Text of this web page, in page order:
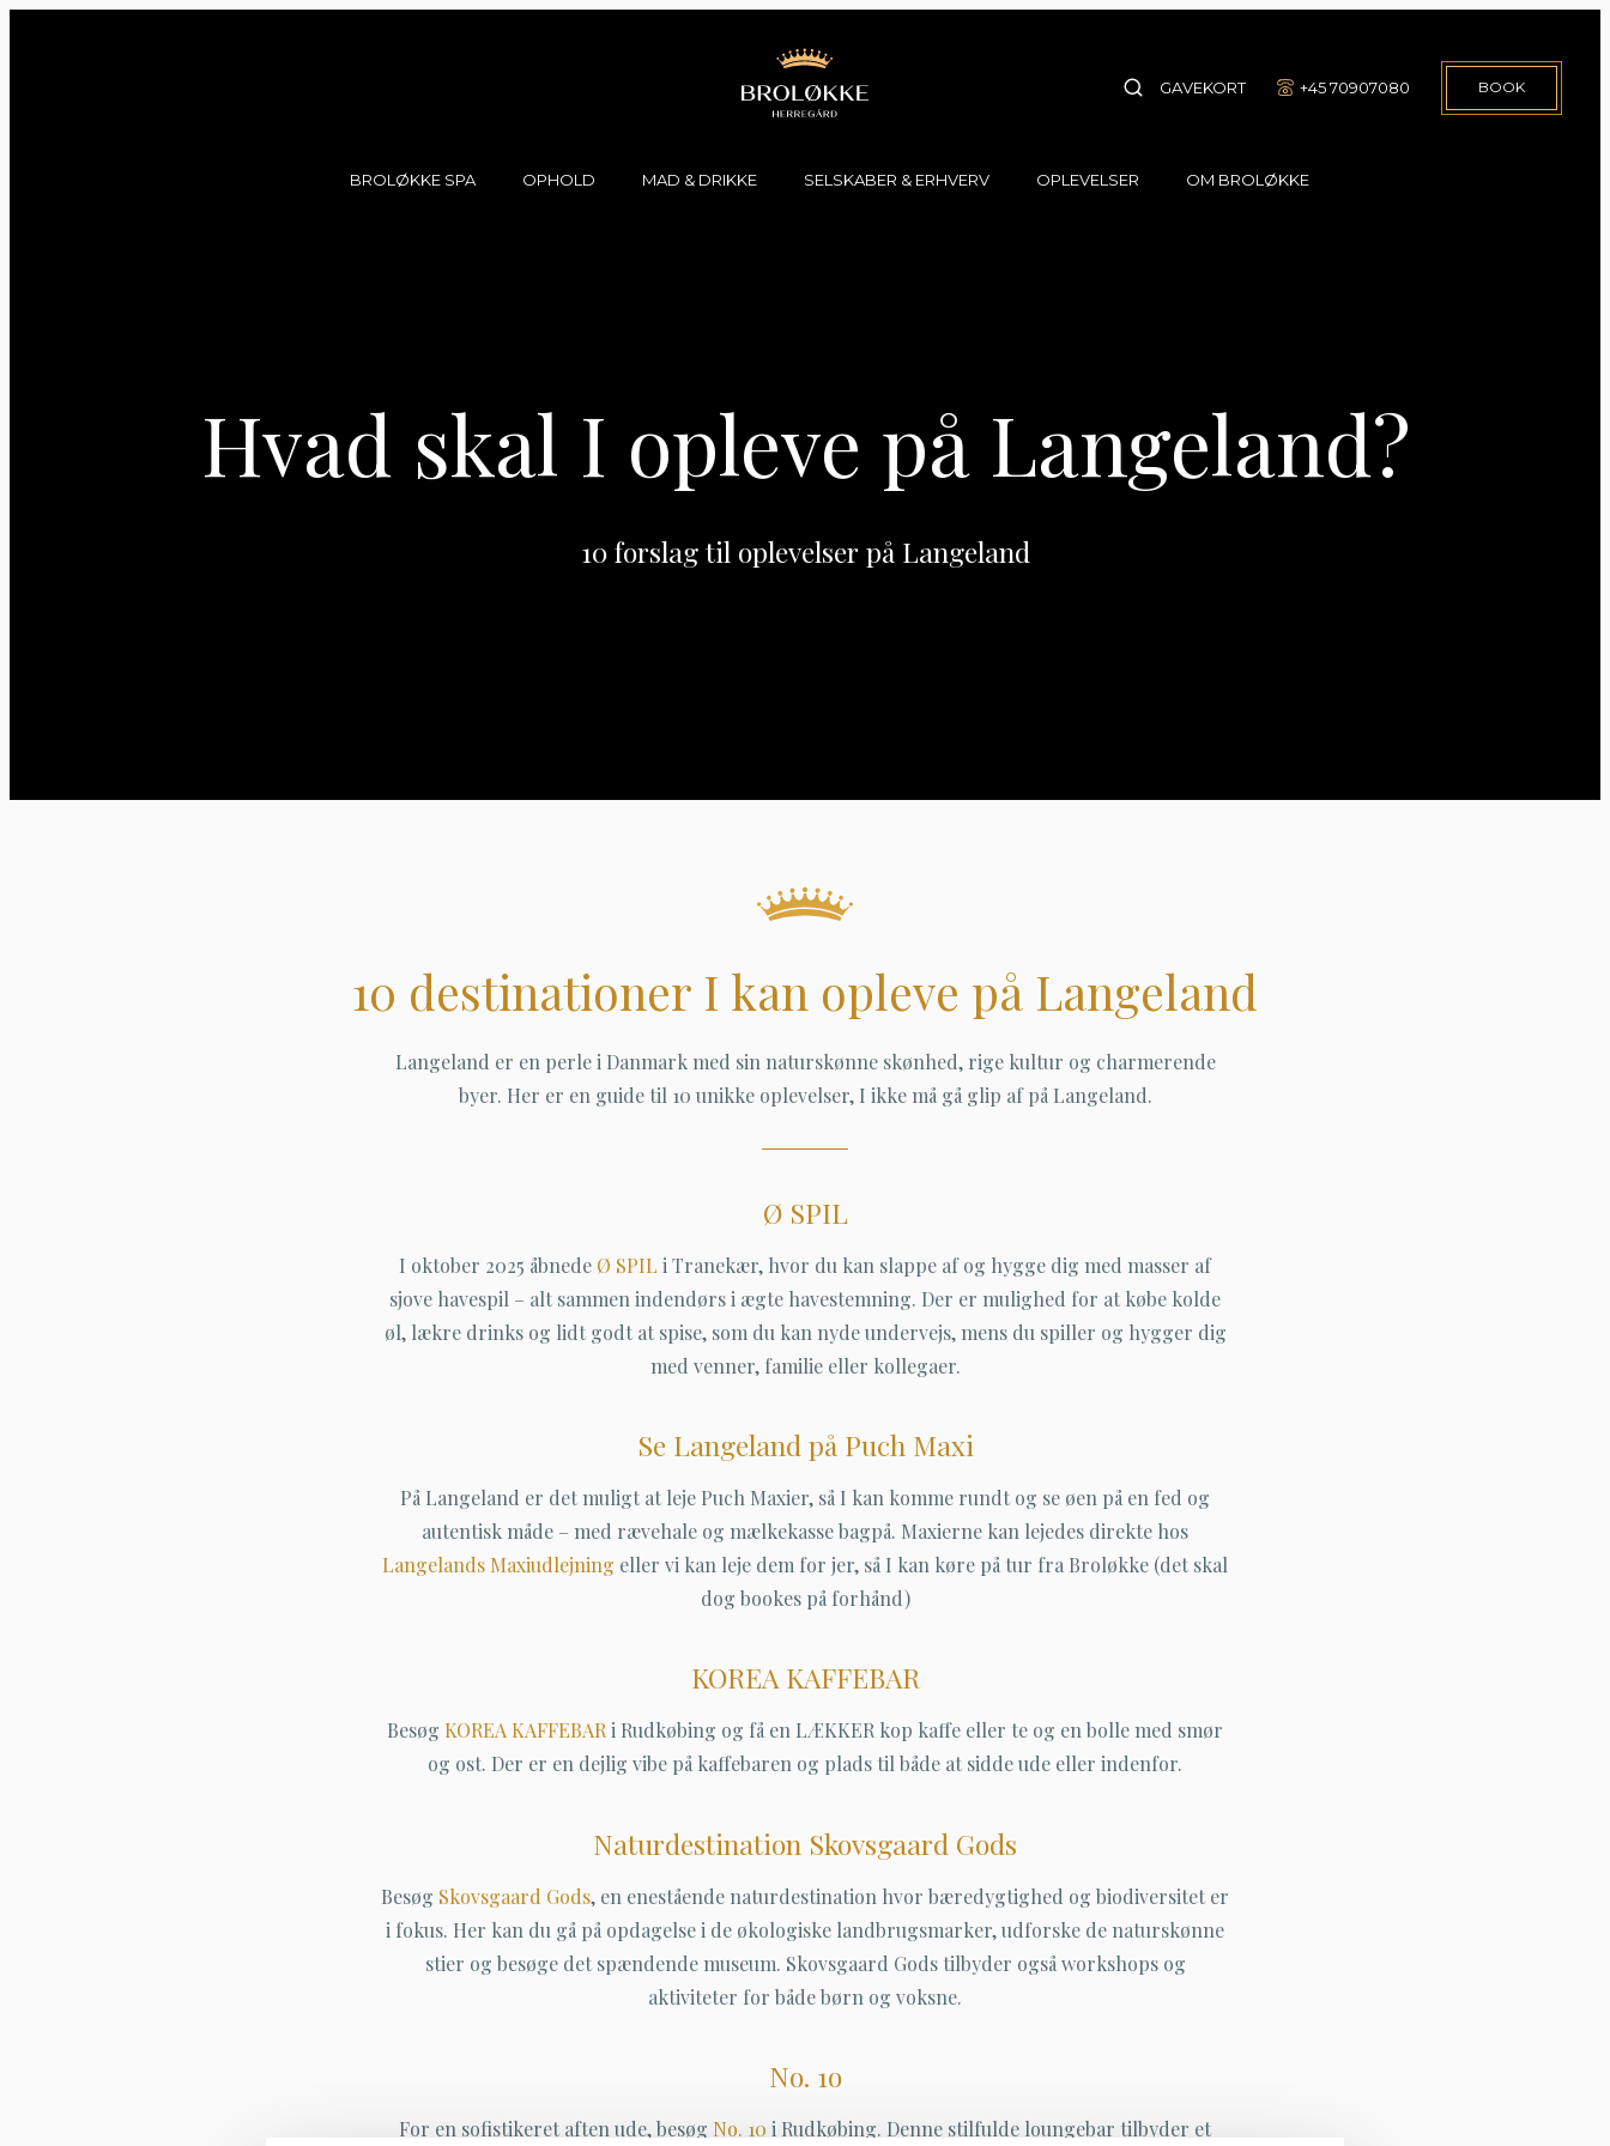
GAVEKORT +45 70907080 BOOK
BROLØKKE SPA OPHOLD MAD & DRIKKE SELSKABER & ERHVERV
Lokaleoversigt
Forespørgsel
OPLEVELSER OM BROLØKKE
Kontakt
Hvad skal I opleve på Langeland?
10 forslag til oplevelser på Langeland
10 destinationer I kan opleve på Langeland
Langeland er en perle i Danmark med sin naturskønne skønhed, rige kultur og charmerende
byer. Her er en guide til 10 unikke oplevelser, I ikke må gå glip af på Langeland.
Ø SPIL
I oktober 2025 åbnede Ø SPIL i Tranekær, hvor du kan slappe af og hygge dig med masser af
sjove havespil – alt sammen indendørs i ægte havestemning. Der er mulighed for at købe kolde
øl, lækre drinks og lidt godt at spise, som du kan nyde undervejs, mens du spiller og hygger dig
med venner, familie eller kollegaer.
Se Langeland på Puch Maxi
På Langeland er det muligt at leje Puch Maxier, så I kan komme rundt og se øen på en fed og
autentisk måde – med rævehale og mælkekasse bagpå. Maxierne kan lejedes direkte hos
Langelands Maxiudlejning eller vi kan leje dem for jer, så I kan køre på tur fra Broløkke (det skal
dog bookes på forhånd)
KOREA KAFFEBAR
Besøg KOREA KAFFEBARi Rudkøbing og få en LÆKKER kop kaffe eller te og en bolle med smør
og ost. Der er en dejlig vibe på kaffebaren og plads til både at sidde ude eller indenfor.
Naturdestination Skovsgaard Gods
Besøg Skovsgaard Gods, en enestående naturdestination hvor bæredygtighed og biodiversitet er
i fokus. Her kan du gå på opdagelse i de økologiske landbrugsmarker, udforske de naturskønne
stier og besøge det spændende museum. Skovsgaard Gods tilbyder også workshops og
aktiviteter for både børn og voksne.
No. 1o
For en sofistikeret aften ude, besøg No. 10 i Rudkøbing. Denne stilfulde loungebar tilbyder et